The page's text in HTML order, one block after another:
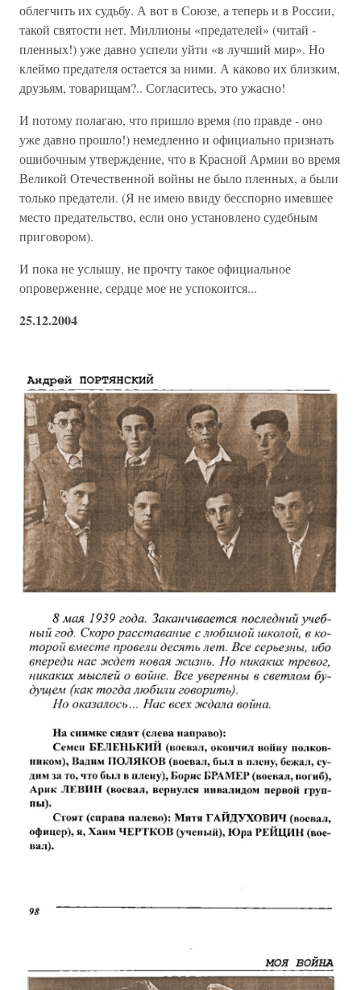
облегчить их судьбу. А вот в Союзе, а теперь и в Рос­сии,
такой святости нет. Миллионы «предателей» (чи­тай -
пленных!) уже давно успели уйти «в лучший мир». Но
клеймо предателя остается за ними. А како­во их близким,
друзьям, товарищам?.. Согласитесь, это ужасно!
И потому полагаю, что пришло время (по правде - оно
уже давно прошло!) немедленно и официально признать
ошибочным утверждение, что в Красной Армии во время
Великой Отечественной войны не было пленных, а были
только предатели. (Я не имею ввиду бесспорно имевшее
место предательство, если оно установлено судебным
приговором).
И пока не услышу, не прочту такое официальное
опровержение, сердце мое не успокоится...
25.12.2004